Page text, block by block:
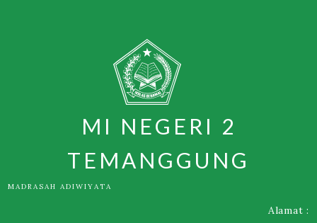
MI NEGERI 2
TEMANGGUNG
MADRASAH ADIWIYATA
Alamat :